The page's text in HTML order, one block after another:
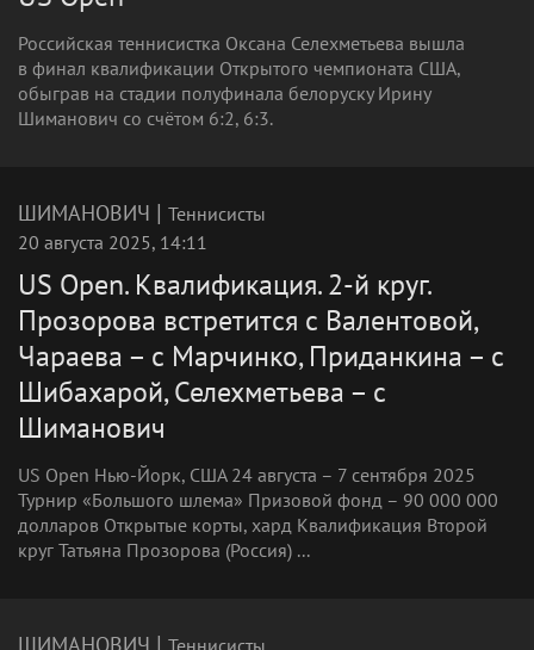
Российская теннисистка Оксана Селехметьева вышла
в финал квалификации Открытого чемпионата США,
обыграв на стадии полуфинала белоруску Ирину
Шиманович со счётом 6:2, 6:3.
ШИМАНОВИЧ | Теннисисты
20 августа 2025, 14:11
US Open. Квалификация. 2-й круг.
Прозорова встретится с Валентовой,
Чараева – с Марчинко, Приданкина – с
Шибахарой, Селехметьева – с
Шиманович
US Open Нью-Йорк, США 24 августа – 7 сентября 2025
Турнир «Большого шлема» Призовой фонд – 90 000 000
долларов Открытые корты, хард Квалификация Второй
круг Татьяна Прозорова (Россия) ...
Теннисисты